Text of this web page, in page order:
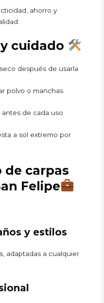
ahorro y
cuidado
después de usarla
polvo o manchas
antes de cada uso
a sol extremo por
de carpas
Felipe
y estilos
adaptadas a cualquier